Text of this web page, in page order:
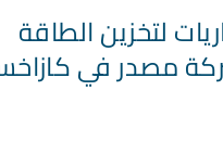
بنظام بطاريات لتخزين الطاقة
مصدر في